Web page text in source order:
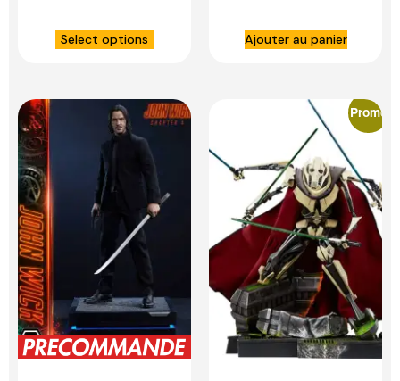
Select options
Quinn – SIDESHOW
COLLECTIBLES
Ajouter au panier
Promo